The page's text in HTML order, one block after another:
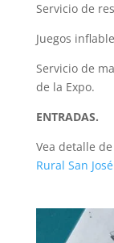
Servicio de
Juegos
Servicio de
de la Expo.
ENTRADAS.
Vea detalle
Rural San